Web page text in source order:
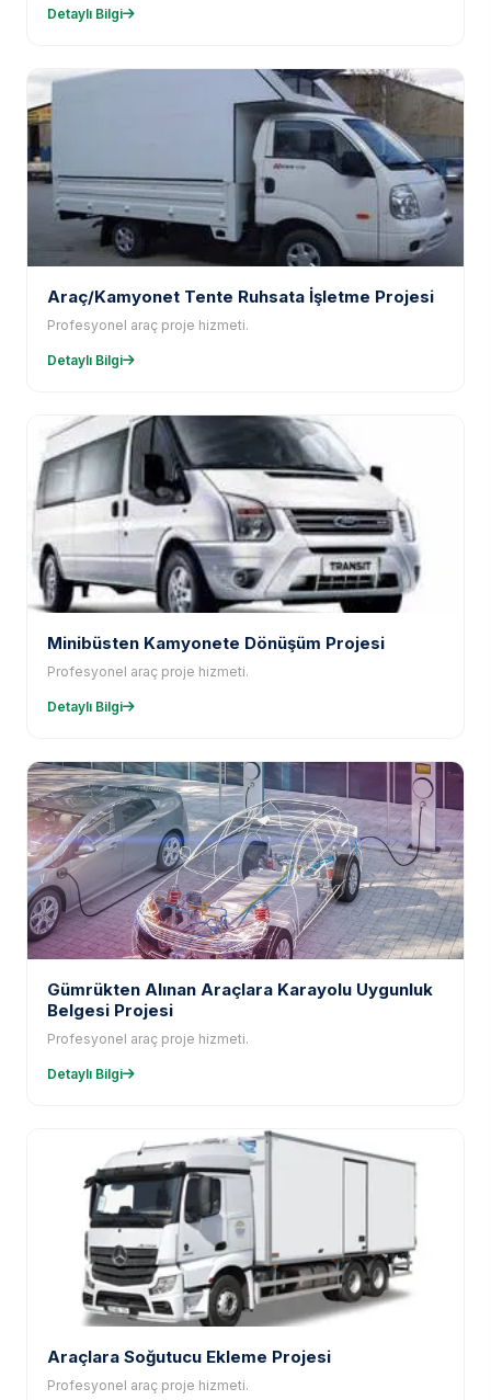
Detaylı Bilgi
Araç/Kamyonet Tente Ruhsata İşletme Projesi
Profesyonel araç proje hizmeti.
Detaylı Bilgi
Minibüsten Kamyonete Dönüşüm Projesi
Profesyonel araç proje hizmeti.
Detaylı Bilgi
Gümrükten Alınan Araçlara Karayolu Uygunluk
Belgesi Projesi
Profesyonel araç proje hizmeti.
Detaylı Bilgi
Araçlara Soğutucu Ekleme Projesi
Profesyonel araç proje hizmeti.